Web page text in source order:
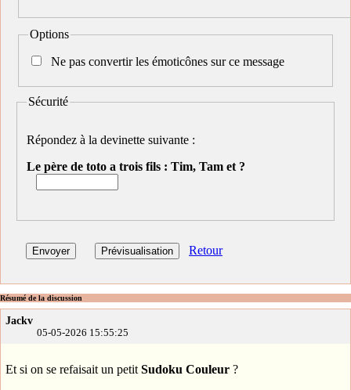
Options
Ne pas convertir les émoticônes sur ce message
Sécurité
Répondez à la devinette suivante :
Le père de toto a trois fils : Tim, Tam et ?
Retour
Résumé de la discussion
Jackv
05-05-2026 15:55:25
Et si on se refaisait un petit Sudoku Couleur ?